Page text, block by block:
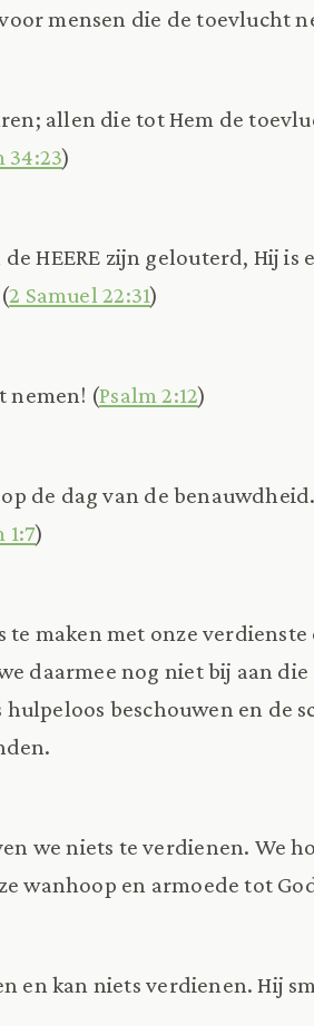
mensen die de toevlucht
allen die tot Hem de
34:23)
HEERE zijn gelouterd, Hij is
2 Samuel 22:31)
nemen! (Psalm 2:12)
de dag van de
1:7)
maken met onze
daarmee nog niet bij aan
beschouwen en de
we niets te verdienen. We
wanhoop en armoede tot
en kan niets verdienen. Hij